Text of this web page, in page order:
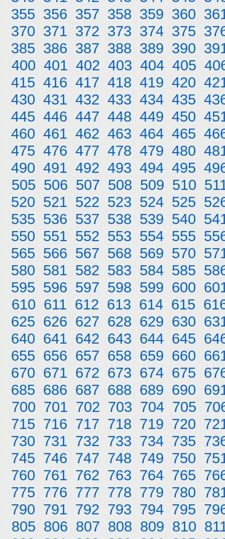
355 356 357 358 359 360
370 371 372 373 374 375
385 386 387 388 389 390
400 401 402 403 404 405
415 416 417 418 419 420
430 431 432 433 434 435
445 446 447 448 449 450
460 461 462 463 464 465
475 476 477 478 479 480
490 491 492 493 494 495
505 506 507 508 509 510
520 521 522 523 524 525
535 536 537 538 539 540
550 551 552 553 554 555
565 566 567 568 569 570
580 581 582 583 584 585
595 596 597 598 599 600
610 611 612 613 614 615
625 626 627 628 629 630
640 641 642 643 644 645
655 656 657 658 659 660
670 671 672 673 674 675
685 686 687 688 689 690
700 701 702 703 704 705
715 716 717 718 719 720
730 731 732 733 734 735
745 746 747 748 749 750
760 761 762 763 764 765
775 776 777 778 779 780
790 791 792 793 794 795
805 806 807 808 809 810